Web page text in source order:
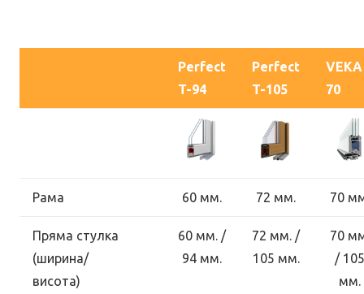
Perfect
T-94
Perfect
T-105
VEKA
70
Рама 60 мм. 72 мм. 70
Пряма стулка
(ширина/
висота)
60 мм. /
94 мм.
72 мм. /
105 мм.
70
/ 105
мм.